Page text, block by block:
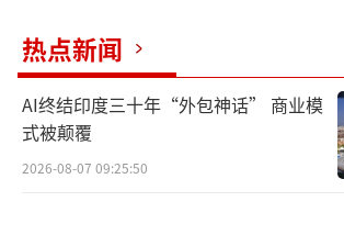
热点新闻
AI终结印度三十年“外包神话” 商业模
式被颠覆
2026-08-07 09:25:50